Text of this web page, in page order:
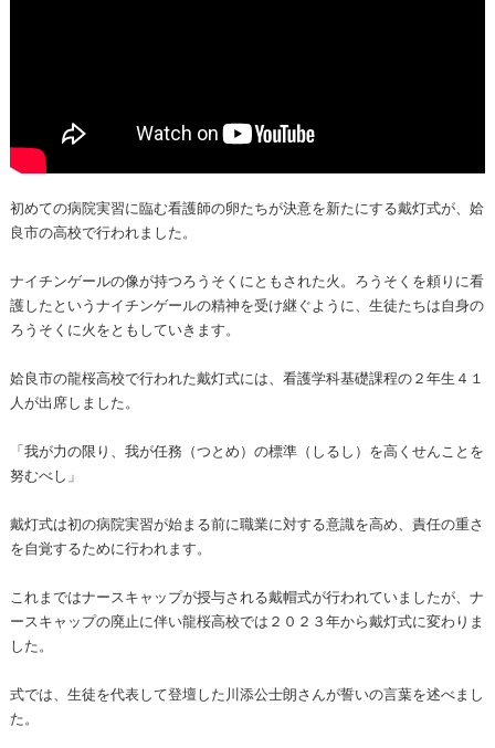
初めての病院実習に臨む看護師の卵たちが決意を新たにする戴灯式が、姶
良市の高校で行われました。
ナイチンゲールの像が持つろうそくにともされた火。ろうそくを頼りに看
護したというナイチンゲールの精神を受け継ぐように、生徒たちは自身の
ろうそくに火をともしていきます。
姶良市の龍桜高校で行われた戴灯式には、看護学科基礎課程の２年生４１
人が出席しました。
「我が力の限り、我が任務（つとめ）の標準（しるし）を高くせんことを
努むべし」
戴灯式は初の病院実習が始まる前に職業に対する意識を高め、責任の重さ
を自覚するために行われます。
これまではナースキャップが授与される戴帽式が行われていましたが、ナ
ースキャップの廃止に伴い龍桜高校では２０２３年から戴灯式に変わりま
した。
式では、生徒を代表して登壇した川添公士朗さんが誓いの言葉を述べまし
た。